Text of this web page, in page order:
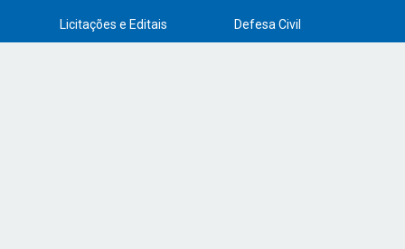
Licitações e Editais Defesa Civil